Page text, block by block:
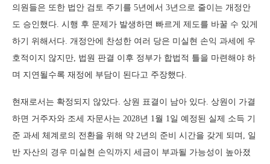
의원들은 또한 법안 검토 주기를 5년에서 3년으로 줄이는 개정안
도 승인했다. 시행 후 문제가 발생하면 빠르게 제도를 바꿀 수 있게
하기 위해서다. 개정안에 찬성한 여러 당은 미실현 손익 과세에 우
호적이지 않지만, 법원 판결 이후 정부가 합법적 틀을 마련해야 하
며 지연될수록 재정에 부담이 된다고 주장했다.
현재로서는 확정되지 않았다. 상원 표결이 남아 있다. 상원이 가결
하면 거주자와 조세 자문사는 2028년 1월 1일 예정된 실제 소득 기
준 과세 체계로의 전환을 위해 약 2년의 준비 시간을 갖게 되며, 일
반 자산의 경우 미실현 손익까지 세금이 부과될 가능성이 높아졌